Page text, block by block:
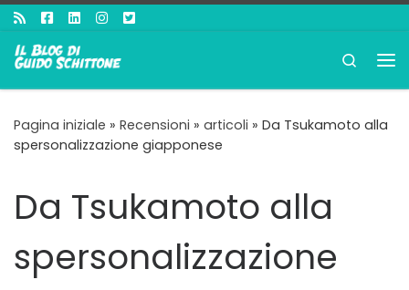
Passa al contenuto
Search
Pagina iniziale » Recensioni » articoli » Da Tsukamoto alla
spersonalizzazione giapponese
Da Tsukamoto alla
spersonalizzazione